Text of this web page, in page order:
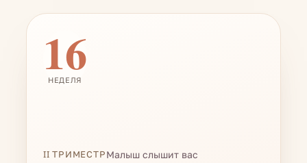
16
НЕДЕЛЯ
II ТРИМЕСТРМалыш слышит вас